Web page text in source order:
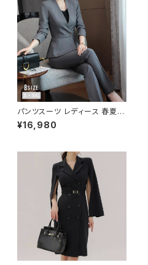
パンツスーツ レディース 春夏
秋冬 春 夏 秋 冬 黒 紺 スーツ
上下セット 2点セット ジャケット
ビジネススーツ ロング パンツス
ーツ ロングパンツ ペプラム ノー
カラースーツ ペプラムジャケット
レディーススーツ 大きいサイズ
オフィス OL オフィスカジュアル
ビジネス 結婚式 パーティー お
呼ばれ ブラック ネイビー グレ
ー S M L XL 2XL 3XL 4XL 5
XL 10代 20代 30代 40代 C-
WAW1079
¥16,980